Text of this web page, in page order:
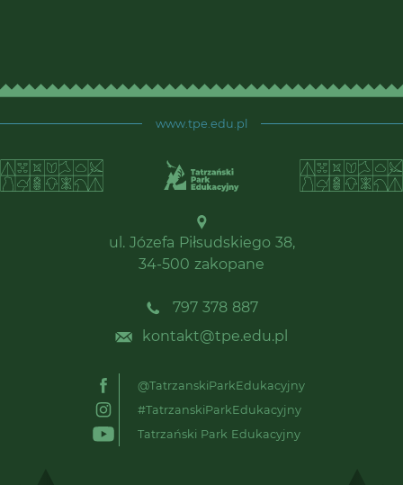
www.tpe.edu.pl
ul. Józefa Piłsudskiego 38,
34-500 zakopane
797 378 887
kontakt@tpe.edu.pl
@TatrzanskiParkEdukacyjny
#TatrzanskiParkEdukacyjny
Tatrzański Park Edukacyjny